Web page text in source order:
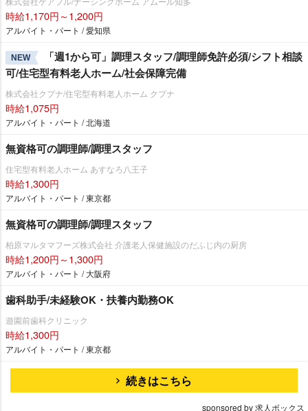
時給1,170円～1,200円
アルバイト・パート / 愛知県
NEW
「週1から可」調理スタッフ/調理師免許必須/シフト相談
可/住宅型有料老人ホーム/社会保障完備
株式会社クプナ/住宅型有料老人ホーム クプナ
時給1,075円
アルバイト・パート / 北海道
無資格可の調理師/調理スタッフ
住宅型有料老人ホーム あすなろ八王子
時給1,300円
アルバイト・パート / 東京都
無資格可の調理師/調理スタッフ
柏原マルタマフーズ株式会社 介護老人保健施設のだふじ内の厨房
時給1,200円～1,300円
アルバイト・パート / 大阪府
歯科助手/未経験OK・扶養内勤務OK
遊園前歯科クリニック
時給1,300円
アルバイト・パート / 東京都
続きはこちら
sponsored by 求人ボックス